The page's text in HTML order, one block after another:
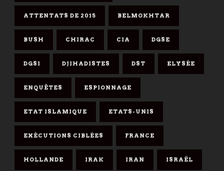
ATTENTATS DE 2015 BELMOKHTAR
BUSH CHIRAC CIA DGSE
DGSI DJIHADISTES DST ELYSÉE
ENQUÊTES ESPIONNAGE
ETAT ISLAMIQUE ETATS-UNIS
EXÉCUTIONS CIBLÉES FRANCE
HOLLANDE IRAK IRAN ISRAËL